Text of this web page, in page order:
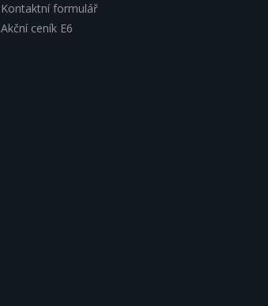
Kontaktní formulář
Akční ceník E6